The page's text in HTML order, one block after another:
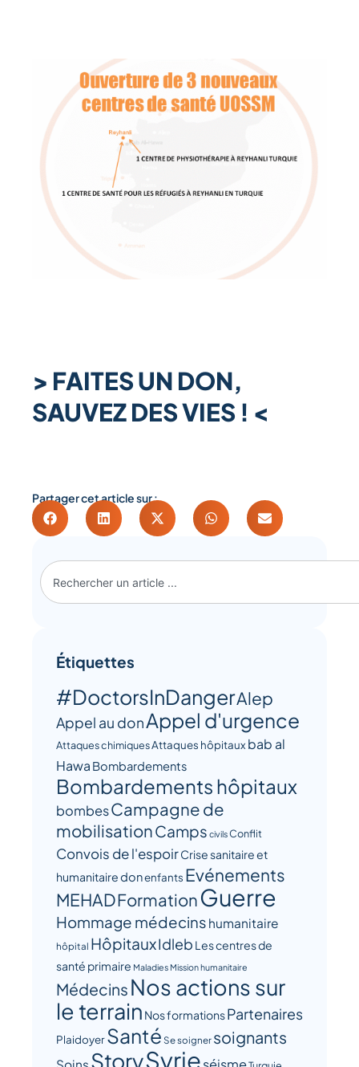
> FAITES UN DON,
SAUVEZ DES VIES ! <
Partager cet article sur :
Étiquettes
#DoctorsInDangerAlep
Appel au donAppel d'urgence
Attaques chimiquesAttaques hôpitaux bab al
Hawa Bombardements
Bombardements hôpitaux
bombesCampagne de
mobilisationCamps civilsConflit
Convois de l'espoirCrise sanitaire et
humanitairedonenfants Evénements
MEHADFormationGuerre
Hommage médecins humanitaire
hôpital HôpitauxIdleb Les centres de
santé primaire Maladies Mission humanitaire
Médecins Nos actions sur
le terrain Nos formationsPartenaires
PlaidoyerSanté Se soigner soignants
StorySyrie